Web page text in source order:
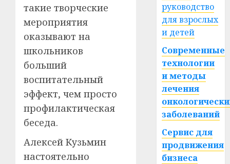
такие творческие
мероприятия
оказывают на
школьников
больший
воспитательный
эффект, чем просто
профилактическая
беседа.
Алексей Кузьмин
настоятельно
руководство
для взрослых
и детей
Современные
технологии
и методы
лечения
заболеваний
Сервис для
продвижения
бизнеса